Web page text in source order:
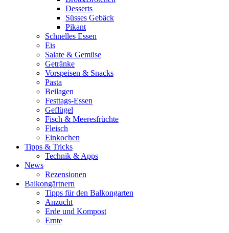
Desserts
Süsses Gebäck
Pikant
Schnelles Essen
Eis
Salate & Gemüse
Getränke
Vorspeisen & Snacks
Pasta
Beilagen
Festtags-Essen
Geflügel
Fisch & Meeresfrüchte
Fleisch
Einkochen
Tipps & Tricks
Technik & Apps
News
Rezensionen
Balkongärtnern
Tipps für den Balkongarten
Anzucht
Erde und Kompost
Ernte